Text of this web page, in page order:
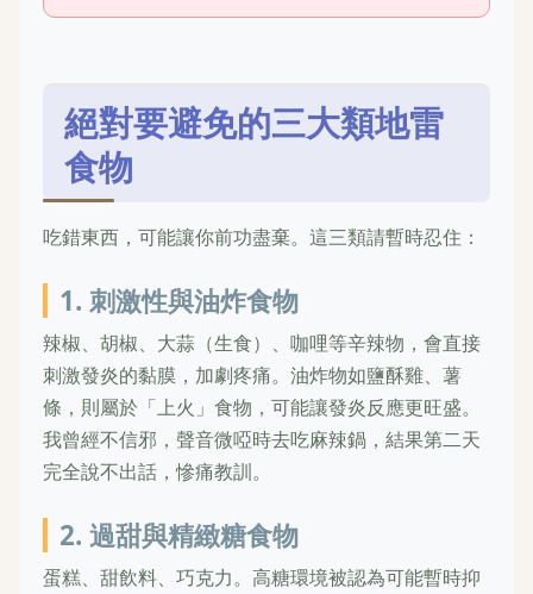
絕對要避免的三大類地雷
食物
吃錯東西，可能讓你前功盡棄。這三類請暫時忍住：
1. 刺激性與油炸食物
辣椒、胡椒、大蒜（生食）、咖哩等辛辣物，會直接
刺激發炎的黏膜，加劇疼痛。油炸物如鹽酥雞、薯
條，則屬於「上火」食物，可能讓發炎反應更旺盛。
我曾經不信邪，聲音微啞時去吃麻辣鍋，結果第二天
完全說不出話，慘痛教訓。
2. 過甜與精緻糖食物
蛋糕、甜飲料、巧克力。高糖環境被認為可能暫時抑